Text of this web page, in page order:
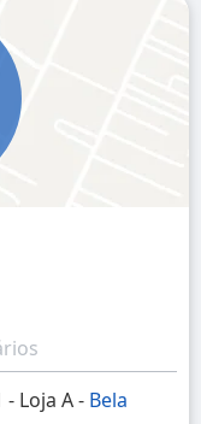
- Loja A - Bela